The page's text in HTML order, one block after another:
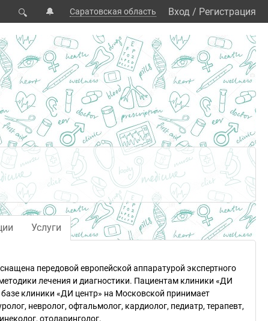
🔍 🔔 Саратовская область Вход / Регистрация
Услуги
передовой европейской аппаратурой экспертного
лечения и диагностики. Пациентам клиники «ДИ
клиники «ДИ центр» на Московской принимает
невролог, офтальмолог, кардиолог, педиатр, терапевт,
отоларинголог.